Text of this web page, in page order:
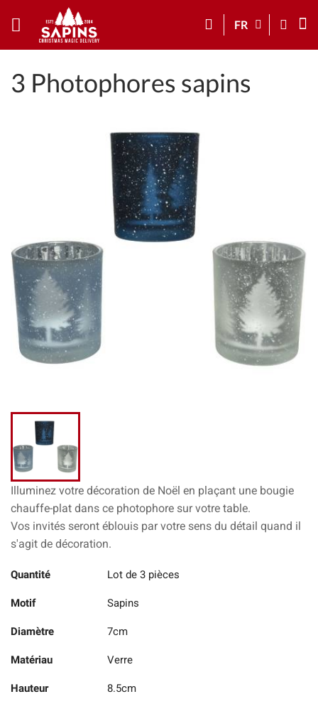
FR
3 Photophores sapins
Illuminez votre décoration de Noël en plaçant une bougie
chauffe-plat dans ce photophore sur votre table.
Vos invités seront éblouis par votre sens du détail quand il
s'agit de décoration.
Quantité Lot de 3 pièces
Motif Sapins
Diamètre 7cm
Matériau Verre
Hauteur 8.5cm